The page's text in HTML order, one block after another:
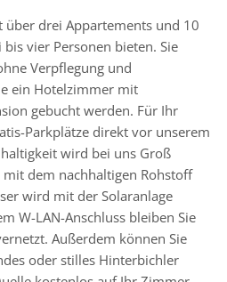
drei Appartements und 10
vier Personen bieten. Sie
Verpflegung und
ein Hotelzimmer mit
gebucht werden. Für Ihr
Parkplätze direkt vor unserem
wird bei uns Groß
dem nachhaltigen Rohstoff
wird mit der Solaranlage
W-LAN-Anschluss bleiben Sie
Außerdem können Sie
oder stilles Hinterbichler